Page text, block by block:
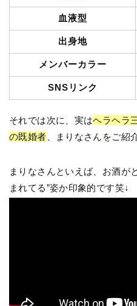
血液型
出身地
メンバーカラー
SNSリンク
それでは次に、実はヘラヘラ
の既婚者 、まりなさんをご紹
まりなさんといえば、お酒が
まれてる”姿か印象的です笑↓